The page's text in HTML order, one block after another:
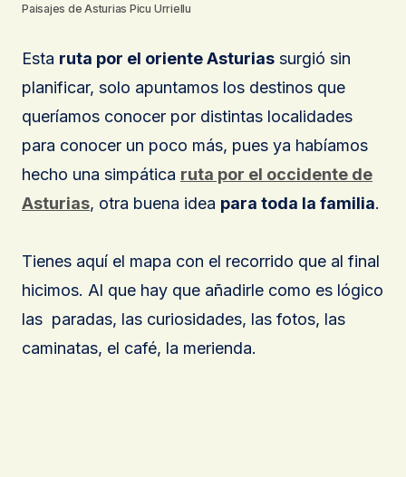
Paisajes de Asturias Picu Urriellu
Esta ruta por el oriente Asturias surgió sin
planificar, solo apuntamos los destinos que
queríamos conocer por distintas localidades
para conocer un poco más, pues ya habíamos
hecho una simpática ruta por el occidente de
Asturias, otra buena idea para toda la familia.
Tienes aquí el mapa con el recorrido que al final
hicimos. Al que hay que añadirle como es lógico
las paradas, las curiosidades, las fotos, las
caminatas, el café, la merienda.